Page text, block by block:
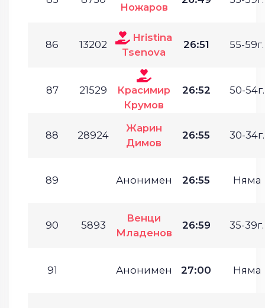
Ножаров
86 13202
Hristina
Tsenova
26:51 55-59г.
87 21529
Красимир
Крумов
26:52 50-54г.
88 28924
Жарин
Димов
26:55 30-34г.
89 Анонимен 26:55 Няма
90 5893
Венци
Младенов
26:59 35-39г.
91 Анонимен 27:00 Няма